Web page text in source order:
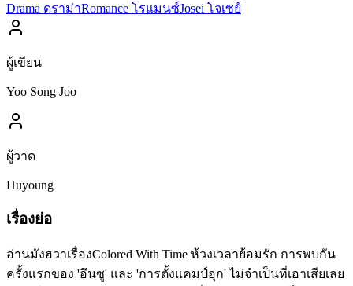
Drama ดราม่าRomance โรแมนซ์Josei โจเซย์
ผู้เขียน
Yoo Song Joo
ผู้วาด
Huyoung
เรื่องย่อ
อ่านมังฮวาเรื่องColored With Time ห้วงเวลาย้อมรัก การพบกัน
ครั้งแรกของ 'อึนซู' และ 'การตั้งแคมป์อุก' ไม่จำเป็นที่เอาเสียเลย